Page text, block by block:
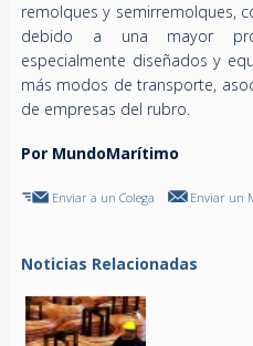
remolques y semirremolques,
debido a una mayor
especialmente diseñados y
más modos de transporte,
de empresas del rubro.
Por MundoMarítimo
Enviar a un Colega Enviar un
Noticias Relacionadas